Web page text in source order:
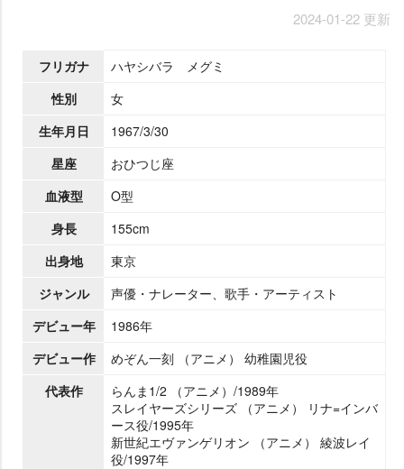
2024-01-22 更新
フリガナ
ハヤシバラ メグミ
性別
女
生年月日
1967/3/30
星座
おひつじ座
血液型
O型
身長
155cm
出身地
東京
ジャンル
声優・ナレーター、歌手・アーティスト
デビュー年
1986年
デビュー作
めぞん一刻 （アニメ） 幼稚園児役
代表作
らんま1/2 （アニメ）/1989年
スレイヤーズシリーズ （アニメ） リナ=インバ
ース役/1995年
新世紀エヴァンゲリオン （アニメ） 綾波レイ
役/1997年